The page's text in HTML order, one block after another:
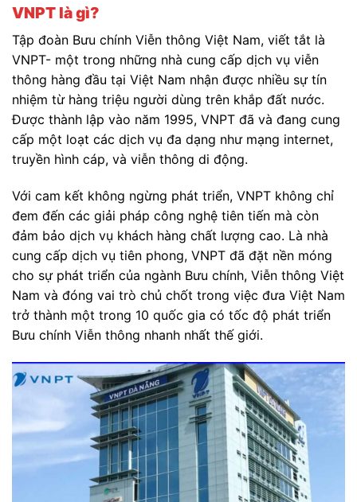
VNPT là gì?
Tập đoàn Bưu chính Viễn thông Việt Nam, viết tắt là
VNPT- một trong những nhà cung cấp dịch vụ viễn
thông hàng đầu tại Việt Nam nhận được nhiều sự tín
nhiệm từ hàng triệu người dùng trên khắp đất nước.
Được thành lập vào năm 1995, VNPT đã và đang cung
cấp một loạt các dịch vụ đa dạng như mạng internet,
truyền hình cáp, và viễn thông di động.
Với cam kết không ngừng phát triển, VNPT không chỉ
đem đến các giải pháp công nghệ tiên tiến mà còn
đảm bảo dịch vụ khách hàng chất lượng cao. Là nhà
cung cấp dịch vụ tiên phong, VNPT đã đặt nền móng
cho sự phát triển của ngành Bưu chính, Viễn thông Việt
Nam và đóng vai trò chủ chốt trong việc đưa Việt Nam
trở thành một trong 10 quốc gia có tốc độ phát triển
Bưu chính Viễn thông nhanh nhất thế giới.